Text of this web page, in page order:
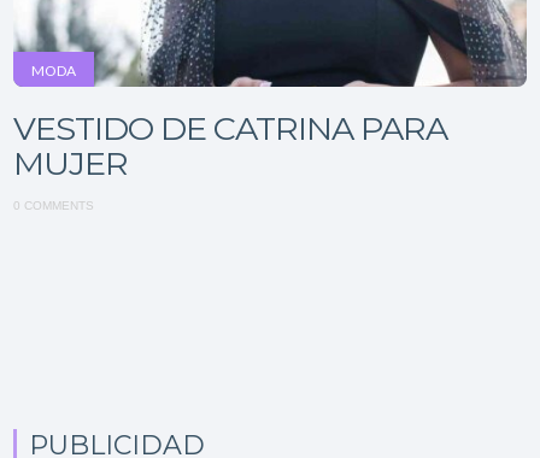
MODA
VESTIDO DE CATRINA PARA
MUJER
0 COMMENTS
PUBLICIDAD